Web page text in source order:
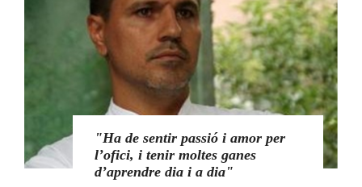
Ha de sentir passió i amor per
l’ofici, i tenir moltes ganes
d’aprendre dia i a dia